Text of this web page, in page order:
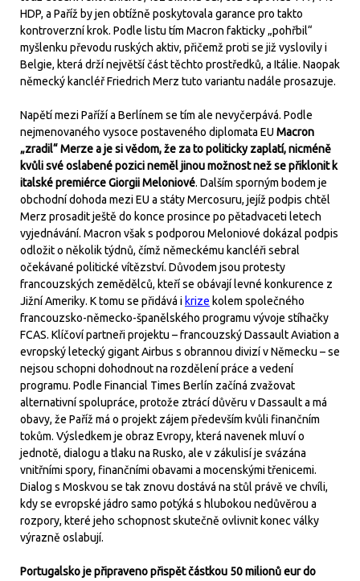
HDP, a Paříž by jen obtížně poskytovala garance pro takto
kontroverzní krok. Podle listu tím Macron fakticky „pohřbil“
myšlenku převodu ruských aktiv, přičemž proti se již vyslovily i
Belgie, která drží největší část těchto prostředků, a Itálie. Naopak
německý kancléř Friedrich Merz tuto variantu nadále prosazuje.
Napětí mezi Paříží a Berlínem se tím ale nevyčerpává. Podle
nejmenovaného vysoce postaveného diplomata EU Macron
„zradil“ Merze a je si vědom, že za to politicky zaplatí, nicméně
kvůli své oslabené pozici neměl jinou možnost než se přiklonit k
italské premiérce Giorgii Meloniové. Dalším sporným bodem je
obchodní dohoda mezi EU a státy Mercosuru, jejíž podpis chtěl
Merz prosadit ještě do konce prosince po pětadvaceti letech
vyjednávání. Macron však s podporou Meloniové dokázal podpis
odložit o několik týdnů, čímž německému kancléři sebral
očekávané politické vítězství. Důvodem jsou protesty
francouzských zemědělců, kteří se obávají levné konkurence z
Jižní Ameriky. K tomu se přidává i krize kolem společného
francouzsko-německo-španělského programu vývoje stíhačky
FCAS. Klíčoví partneři projektu – francouzský Dassault Aviation a
evropský letecký gigant Airbus s obrannou divizí v Německu – se
nejsou schopni dohodnout na rozdělení práce a vedení
programu. Podle Financial Times Berlín začíná zvažovat
alternativní spolupráce, protože ztrácí důvěru v Dassault a má
obavy, že Paříž má o projekt zájem především kvůli finančním
tokům. Výsledkem je obraz Evropy, která navenek mluví o
jednotě, dialogu a tlaku na Rusko, ale v zákulisí je svázána
vnitřními spory, finančními obavami a mocenskými třenicemi.
Dialog s Moskvou se tak znovu dostává na stůl právě ve chvíli,
kdy se evropské jádro samo potýká s hlubokou nedůvěrou a
rozpory, které jeho schopnost skutečně ovlivnit konec války
výrazně oslabují.
Portugalsko je připraveno přispět částkou 50 milionů eur do